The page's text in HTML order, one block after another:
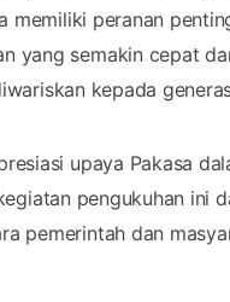
memiliki peranan
yang semakin cepat
kepada
upaya Pakasa
pengukuhan ini
pemerintah dan